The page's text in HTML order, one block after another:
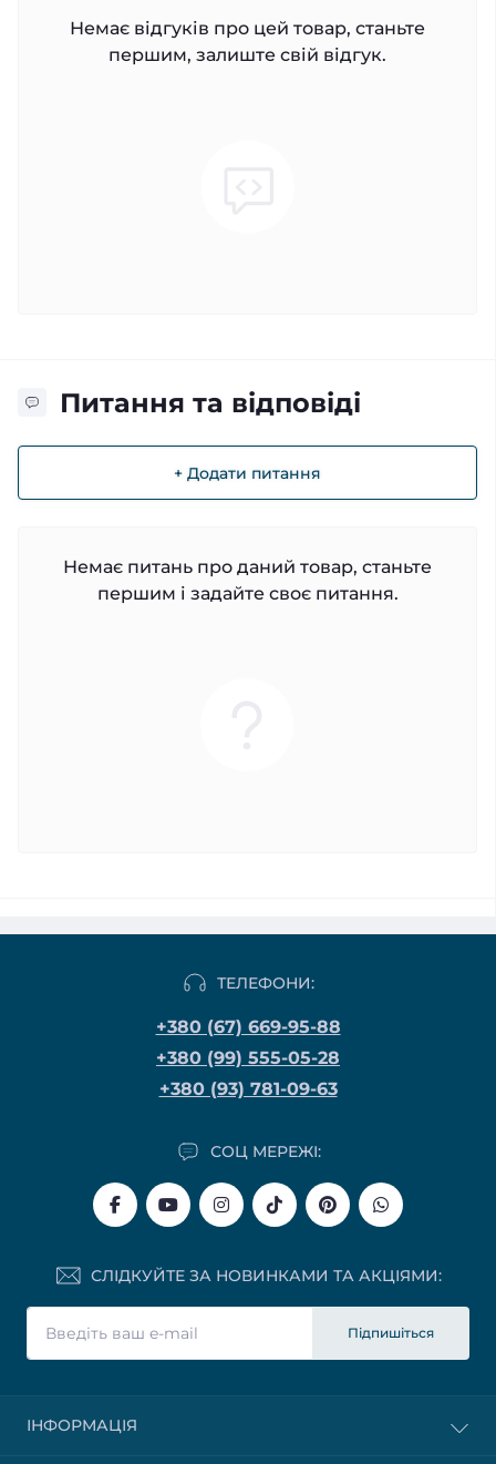
Немає відгуків про цей товар, станьте
першим, залиште свій відгук.
Питання та відповіді
+ Додати питання
Немає питань про даний товар, станьте
першим і задайте своє питання.
ТЕЛЕФОНИ:
+380 (67) 669-95-88
+380 (99) 555-05-28
+380 (93) 781-09-63
СОЦ МЕРЕЖІ:
СЛІДКУЙТЕ ЗА НОВИНКАМИ ТА АКЦІЯМИ:
Підпишіться
ІНФОРМАЦІЯ